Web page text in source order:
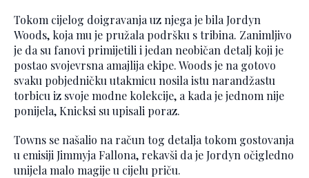
Tokom cijelog doigravanja uz njega je bila Jordyn
Woods, koja mu je pružala podršku s tribina. Zanimljivo
je da su fanovi primijetili i jedan neobičan detalj koji je
postao svojevrsna amajlija ekipe. Woods je na gotovo
svaku pobjedničku utakmicu nosila istu narandžastu
torbicu iz svoje modne kolekcije, a kada je jednom nije
ponijela, Knicksi su upisali poraz.
Towns se našalio na račun tog detalja tokom gostovanja
u emisiji Jimmyja Fallona, rekavši da je Jordyn očigledno
unijela malo magije u cijelu priču.